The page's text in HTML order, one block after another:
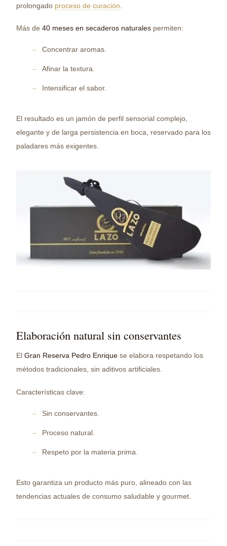
prolongado proceso de curación
Más de 40 meses en secaderos naturales permiten:
Concentrar aromas.
Afinar la textura.
Intensificar el sabor.
El resultado es un jamón de perfil sensorial complejo,
elegante y de larga persistencia en boca, reservado para los
paladares más exigentes.
Elaboración natural sin conservantes
El Gran Reserva Pedro Enrique se elabora respetando los
métodos tradicionales, sin aditivos artificiales.
Características clave:
Sin conservantes.
Proceso natural.
Respeto por la materia prima.
Esto garantiza un producto más puro, alineado con las
tendencias actuales de consumo saludable y gourmet.